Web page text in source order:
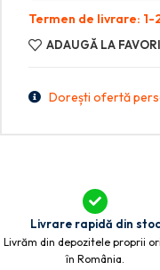
Termen de livrare: 1-
ADAUGĂ LA
Dorești ofertă
Livrare rapidă din stoc
Livrăm din depozitele proprii
în România.